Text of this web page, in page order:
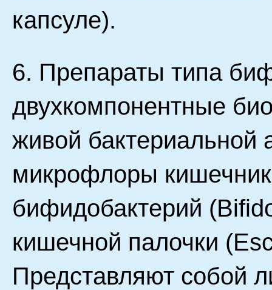
капсуле).
6. Препараты типа
двухкомпонентные
живой бактериальной
микрофлоры
бифидобактерий
кишечной палочки
Представляют собой